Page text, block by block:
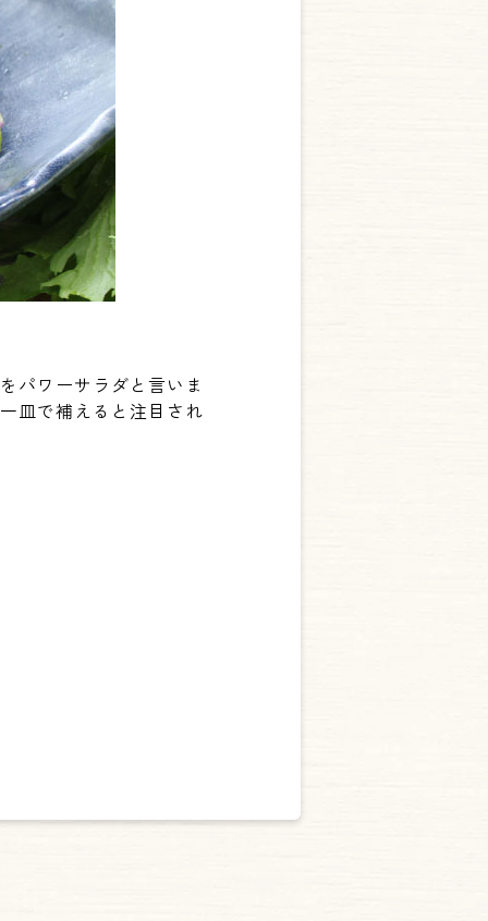
パワーサラダと言いま
皿で補えると注目され